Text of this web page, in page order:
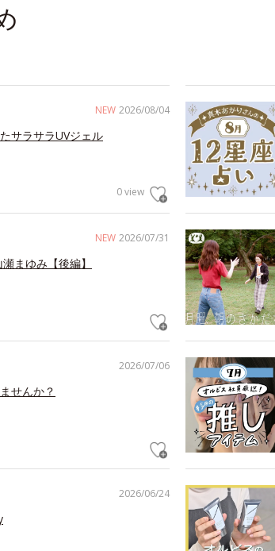
NEW 2026/08/04
サラサラUVジェル
0 view
NEW 2026/07/31
まゆみ【後編】
2026/07/06
せんか？
2026/06/24